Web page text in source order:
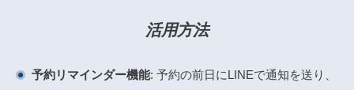
活用方法
予約リマインダー機能: 予約の前日にLINEで通知を送り、